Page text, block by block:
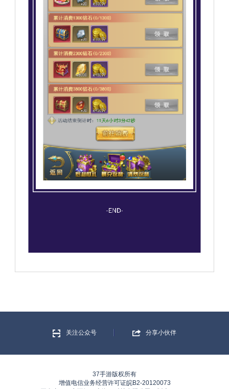
关注公众号 分享小伙伴
37手游版权所有
增值电信业务经营许可证皖B2-20120073